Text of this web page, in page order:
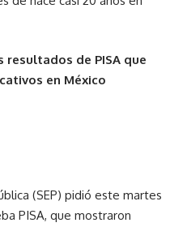
resultados de PISA que
en México
(SEP) pidió este martes
PISA, que mostraron